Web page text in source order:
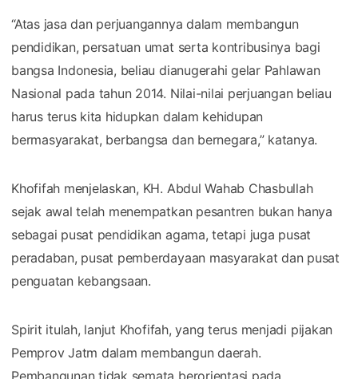
“Atas jasa dan perjuangannya dalam membangun
pendidikan, persatuan umat serta kontribusinya bagi
bangsa Indonesia, beliau dianugerahi gelar Pahlawan
Nasional pada tahun 2014. Nilai-nilai perjuangan beliau
harus terus kita hidupkan dalam kehidupan
bermasyarakat, berbangsa dan bernegara,” katanya.
Khofifah menjelaskan, KH. Abdul Wahab Chasbullah
sejak awal telah menempatkan pesantren bukan hanya
sebagai pusat pendidikan agama, tetapi juga pusat
peradaban, pusat pemberdayaan masyarakat dan pusat
penguatan kebangsaan.
Spirit itulah, lanjut Khofifah, yang terus menjadi pijakan
Pemprov Jatm dalam membangun daerah.
Pembangunan tidak semata berorientasi pada